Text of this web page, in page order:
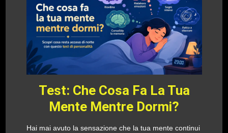
Test: Che Cosa Fa La Tua
Mente Mentre Dormi?
Hai mai avuto la sensazione che la tua mente continui